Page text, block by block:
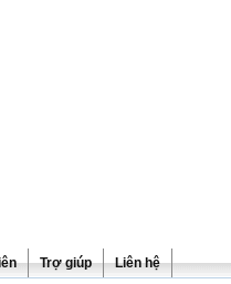
Trợ giúp Liên hệ